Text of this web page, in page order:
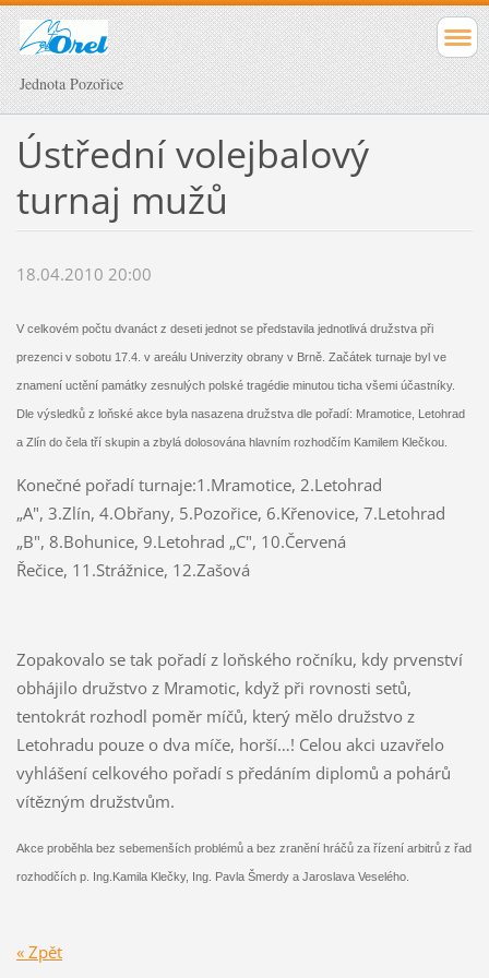
Jednota Pozořice
Ústřední volejbalový
turnaj mužů
18.04.2010 20:00
V celkovém počtu dvanáct z deseti jednot se představila jednotlivá družstva při
prezenci v sobotu 17.4. v areálu Univerzity obrany v Brně. Začátek turnaje byl ve
znamení uctění památky zesnulých polské tragédie minutou ticha všemi účastníky.
Dle výsledků z loňské akce byla nasazena družstva dle pořadí: Mramotice, Letohrad
a Zlín do čela tří skupin a zbylá dolosována hlavním rozhodčím Kamilem Klečkou.
Konečné pořadí turnaje:1.Mramotice, 2.Letohrad
„A", 3.Zlín, 4.Obřany, 5.Pozořice, 6.Křenovice, 7.Letohrad
„B", 8.Bohunice, 9.Letohrad „C", 10.Červená
Řečice, 11.Strážnice, 12.Zašová
Zopakovalo se tak pořadí z loňského ročníku, kdy prvenství
obhájilo družstvo z Mramotic, když při rovnosti setů,
tentokrát rozhodl poměr míčů, který mělo družstvo z
Letohradu pouze o dva míče, horší…! Celou akci uzavřelo
vyhlášení celkového pořadí s předáním diplomů a pohárů
vítězným družstvům.
Akce proběhla bez sebemenších problémů a bez zranění hráčů za řízení arbitrů z řad
rozhodčích p. Ing.Kamila Klečky, Ing. Pavla Šmerdy a Jaroslava Veselého.
« Zpět